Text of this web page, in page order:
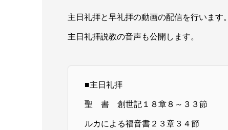
主日礼拝と早礼拝の動画の配信を行います。
主日礼拝説教の音声も公開します。
■主日礼拝
聖 書 創世記１８章８～３３節
ルカによる福音書２３章３４節